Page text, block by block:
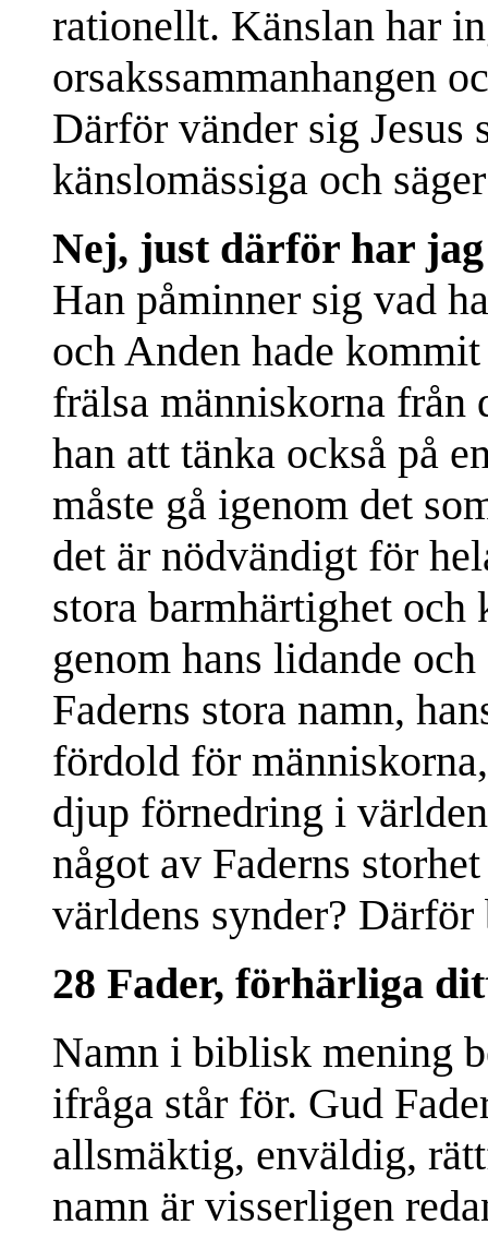
rationellt. Känslan har
orsakssammanhangen
Därför vänder sig Jesus
känslomässiga och
Nej, just därför har
Han påminner sig vad
och Anden hade
frälsa människorna från
han att tänka också på
måste gå igenom det
det är nödvändigt för
stora barmhärtighet
genom hans lidande
Faderns stora namn,
fördold för
djup förnedring i
något av Faderns
världens synder? Därför
28 Fader, förhärliga
Namn i biblisk mening
ifråga står för. Gud
allsmäktig, enväldig,
namn är visserligen